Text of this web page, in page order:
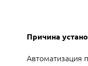
Причина
Автоматизация